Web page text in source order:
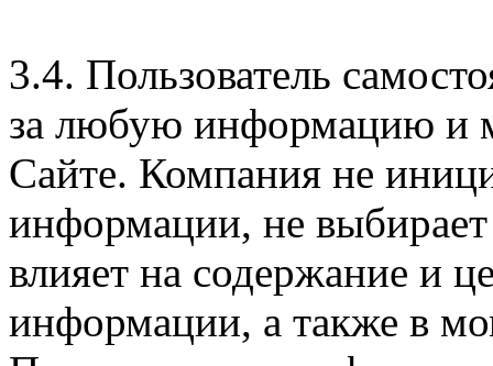
3.4. Пользователь
за любую информацию и
Сайте. Компания не
информации, не
влияет на содержание и
информации, а также в